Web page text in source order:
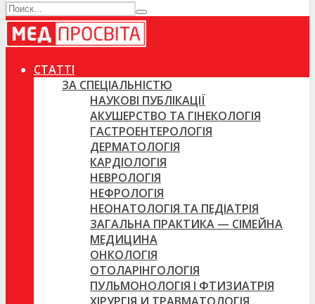
СТАТТІ
ЗА СПЕЦІАЛЬНІСТЮ
НАУКОВІ ПУБЛІКАЦІЇ
АКУШЕРСТВО ТА ГІНЕКОЛОГІЯ
ГАСТРОЕНТЕРОЛОГІЯ
ДЕРМАТОЛОГІЯ
КАРДІОЛОГІЯ
НЕВРОЛОГІЯ
НЕФРОЛОГІЯ
НЕОНАТОЛОГІЯ ТА ПЕДІАТРІЯ
ЗАГАЛЬНА ПРАКТИКА — СІМЕЙНА
МЕДИЦИНА
ОНКОЛОГІЯ
ОТОЛАРІНГОЛОГІЯ
ПУЛЬМОНОЛОГІЯ І ФТИЗИАТРІЯ
ХІРУРГІЯ И ТРАВМАТОЛОГІЯ